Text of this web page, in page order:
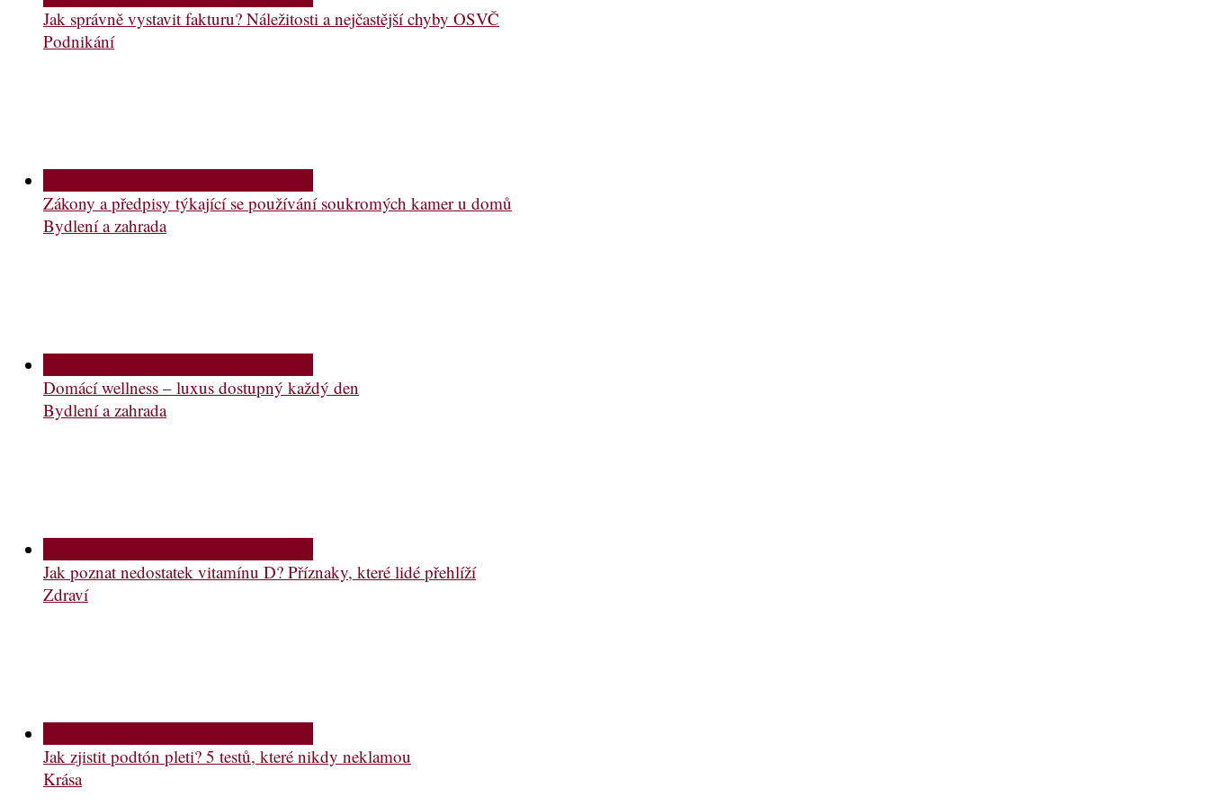
Jak správně vystavit fakturu? Náležitosti a nejčastější chyby OSVČ
Podnikání
Zákony a předpisy týkající se používání soukromých kamer u domů
Bydlení a zahrada
Domácí wellness – luxus dostupný každý den
Bydlení a zahrada
Jak poznat nedostatek vitamínu D? Příznaky, které lidé přehlíží
Zdraví
Jak zjistit podtón pleti? 5 testů, které nikdy neklamou
Krása